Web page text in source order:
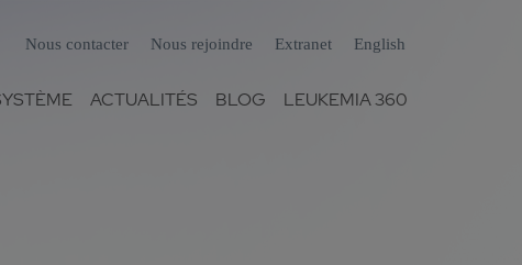
Nous contacter Nous rejoindre Extranet English
ACTUALITÉS BLOG LEUKEMIA 360